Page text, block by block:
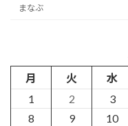
まなぶ
月
火 水
1
2 3
8
9 10